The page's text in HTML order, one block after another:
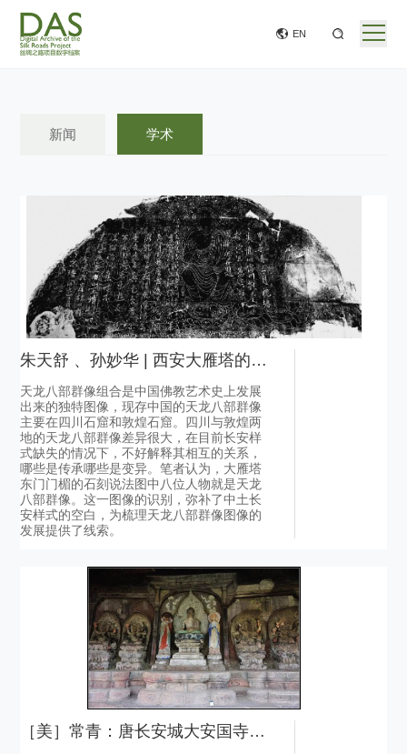
EN
新闻 学术
朱天舒 、孙妙华 | 西安大雁塔的唐代天龙八部群像——兼论天龙八部群像的长安样式
天龙八部群像组合是中国佛教艺术史上发展
出来的独特图像，现存中国的天龙八部群像
主要在四川石窟和敦煌石窟。四川与敦煌两
地的天龙八部群像差异很大，在目前长安样
式缺失的情况下，不好解释其相互的关系，
哪些是传承哪些是变异。笔者认为，大雁塔
东门门楣的石刻说法图中八位人物就是天龙
八部群像。这一图像的识别，弥补了中土长
安样式的空白，为梳理天龙八部群像图像的
发展提供了线索。
［美］常青：唐长安城大安国寺遗址出土密教造像再研究